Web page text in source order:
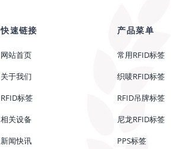
快速链接
网站首页
关于我们
RFID标签
相关设备
新闻快讯
产品菜单
常用RFID标签
织唛RFID标签
RFID吊牌标签
尼龙RFID标签
PPS标签